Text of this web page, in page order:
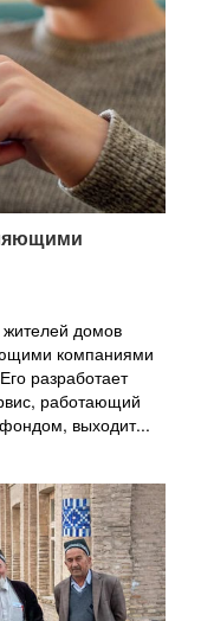
домов
компаниями
разработает
работающий
выходит...